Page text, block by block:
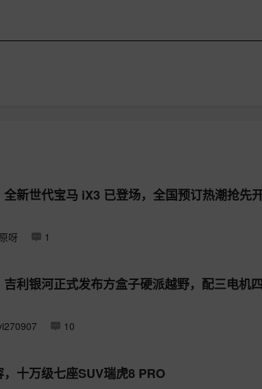
新世代宝马 iX3 已登场，全国预订热潮抢先开
呀 1
吉利银河正式发布方盒子硬派越野，配三电机
10
，十万级七座SUV瑞虎8 PRO